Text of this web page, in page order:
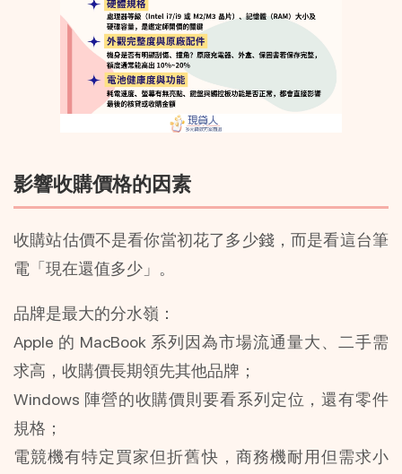
影響收購價格的因素
收購站估價不是看你當初花了多少錢，而是看這台筆
電「現在還值多少」。
品牌是最大的分水嶺：
Apple 的 MacBook 系列因為市場流通量大、二手需
求高，收購價長期領先其他品牌；
Windows 陣營的收購價則要看系列定位，還有零件
規格；
電競機有特定買家但折舊快，商務機耐用但需求小